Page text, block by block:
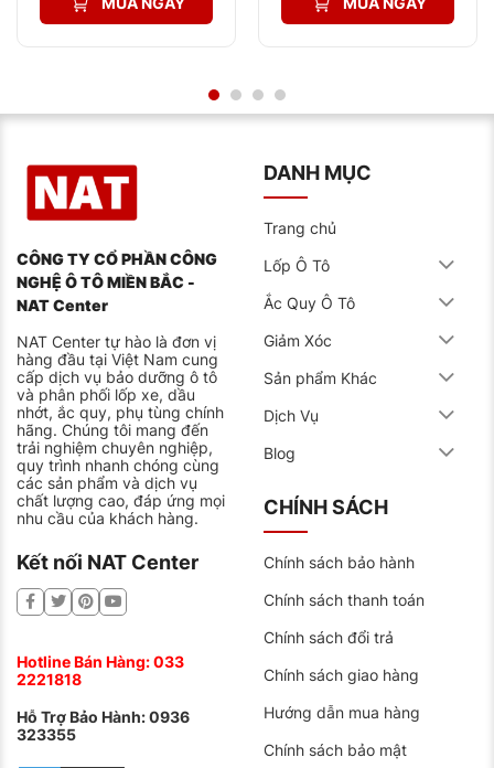
Sử dụng nước có độ tinh khiết cao.
Dòng ắc quy AGM
Dành cho dòng xe khởi động nhanh có hệ thống ISG.
Dòng ắc quy này ngoài tăng độ bền thì nó còn tăng
cường khả năng sạc nhanh thích hợp cho xe có hệ
thống ISG.
Tiết kiệm 5 – 10% nhiên liệu cho xe.
Hệ thống quản lý điện năng với công nghệ kiểm
soát tiết kiệm nhiên liệu.
Dòng ắc quy EFB
Nâng tầm nhận dạng thương hiệu ắc quy trên toàn
cầu. Dòng ắc quy này được nhà máy nâng cao công
suất cùng với dung lượng và độ bền cao.
Được đánh giá với các tiêu chuẩn của Đức.
Tạo ra dựa vào các kỹ năng kỹ thuật cốt lõi của
nhà máy Sebang Global Battery.
2.025.000₫.
1.325.000₫.
CÔNG TY CỔ PHẦN CÔNG
NGHỆ Ô TÔ MIỀN BẮC -
NAT Center
NAT Center tự hào là đơn vị
hàng đầu tại Việt Nam cung
cấp dịch vụ bảo dưỡng ô tô
và phân phối lốp xe, dầu
nhớt, ắc quy, phụ tùng chính
hãng. Chúng tôi mang đến
trải nghiệm chuyên nghiệp,
quy trình nhanh chóng cùng
các sản phẩm và dịch vụ
chất lượng cao, đáp ứng mọi
nhu cầu của khách hàng.
Kết nối NAT Center
Hotline Bán Hàng:033
2221818
Hỗ Trợ Bảo Hành:0936
323355
DANH MỤC
Trang chủ
Lốp Ô Tô
Ắc Quy Ô Tô
Giảm Xóc
Sản phẩm Khác
Dịch Vụ
Blog
CHÍNH SÁCH
Chính sách bảo hành
Chính sách thanh toán
Chính sách đổi trả
Chính sách giao hàng
Hướng dẫn mua hàng
Chính sách bảo mật